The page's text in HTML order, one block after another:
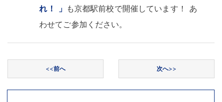
れ ！ 」 も京都駅前校で開催しています ！
あ
わせてご参加ください。
<<前へ 次へ>>